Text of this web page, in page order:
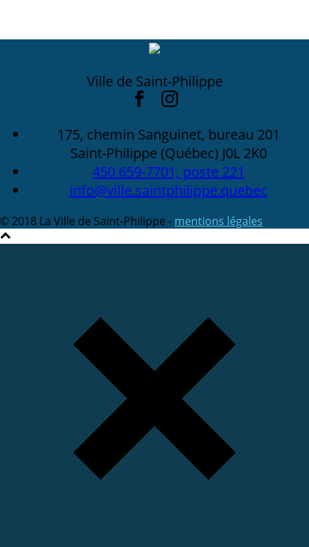
Ville de Saint-Philippe
175, chemin Sanguinet, bureau 201
Saint-Philippe (Québec) J0L 2K0
450 659-7701, poste 221
info@ville.saintphilippe.quebec
© 2018 La Ville de Saint-Philippe - mentions légales